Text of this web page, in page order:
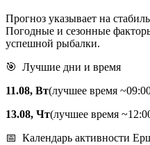
Прогноз указывает на
Погодные и сезонные
успешной рыбалки.
🎯 Лучшие дни и время
11.08, Вт(лучшее время
13.08, Чт(лучшее время
📅 Календарь активности